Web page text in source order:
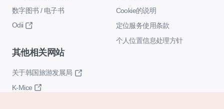
数字图书 / 电子书
Odii
Cookie的说明
定位服务使用条款
个人位置信息处理方针
其他相关网站
关于韩国旅游发展局
K-Mice